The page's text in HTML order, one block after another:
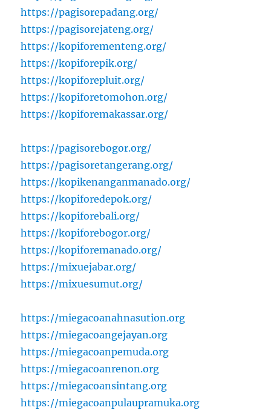
https://pagisorepadang.org/
https://pagisorejateng.org/
https://kopiforementeng.org/
https://kopiforepik.org/
https://kopiforepluit.org/
https://kopiforetomohon.org/
https://kopiforemakassar.org/
https://pagisorebogor.org/
https://pagisoretangerang.org/
https://kopikenanganmanado.org/
https://kopiforedepok.org/
https://kopiforebali.org/
https://kopiforebogor.org/
https://kopiforemanado.org/
https://mixuejabar.org/
https://mixuesumut.org/
https://miegacoanahnasution.org
https://miegacoangejayan.org
https://miegacoanpemuda.org
https://miegacoanrenon.org
https://miegacoansintang.org
https://miegacoanpulaupramuka.org